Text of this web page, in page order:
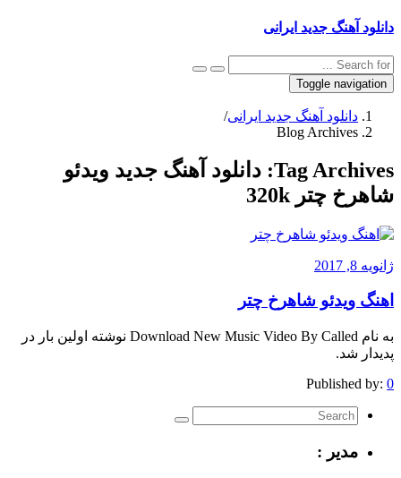
دانلود آهنگ جدید ایرانی
Toggle navigation
دانلود آهنگ جدید ایرانی/
Blog Archives
Tag Archives: دانلود آهنگ جدید ویدئو
شاهرخ چتر 320k
ژانویه 8, 2017
اهنگ ویدئو شاهرخ چتر
به نام Download New Music Video By Called نوشته اولین بار در
پدیدار شد.
Published by: 0
مدیر :